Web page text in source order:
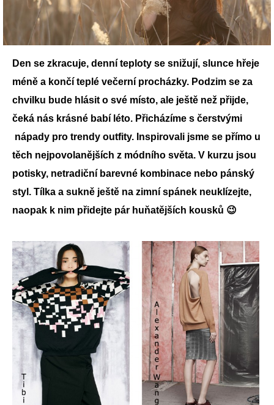
Den se zkracuje, denní teploty se snižují, slunce hřeje
méně a končí teplé večerní procházky. Podzim se za
chvilku bude hlásit o své místo, ale ještě než přijde,
čeká nás krásné babí léto. Přicházíme s čerstvými
nápady pro trendy outfity. Inspirovali jsme se přímo u
těch nejpovolanějších z módního světa. V kurzu jsou
potisky, netradiční barevné kombinace nebo pánský
styl. Tílka a sukně ještě na zimní spánek neuklízejte,
naopak k nim přidejte pár huňatějších kousků 😉